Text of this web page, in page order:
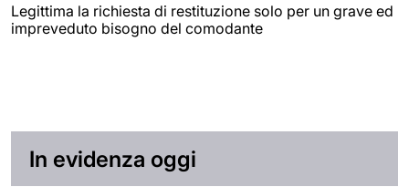
Legittima la richiesta di restituzione solo per un grave ed
impreveduto bisogno del comodante
In evidenza oggi